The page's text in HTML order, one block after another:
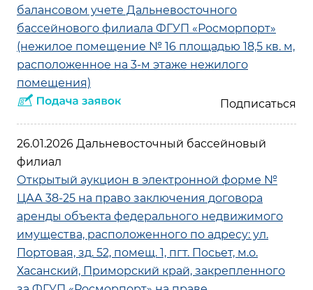
балансовом учете Дальневосточного
бассейнового филиала ФГУП «Росморпорт»
(нежилое помещение № 16 площадью 18,5 кв. м,
расположенное на 3-м этаже нежилого
помещения)
26.01.2026 Дальневосточный бассейновый
филиал
Открытый аукцион в электронной форме №
ЦАА 38-25 на право заключения договора
аренды объекта федерального недвижимого
имущества, расположенного по адресу: ул.
Портовая, зд. 52, помещ. 1, пгт. Посьет, м.о.
Хасанский, Приморский край, закрепленного